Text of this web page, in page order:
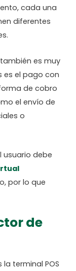
cada una
diferentes
es muy
es el pago con
de cobro
el envío de
o
usuario debe
por lo que
de
terminal POS